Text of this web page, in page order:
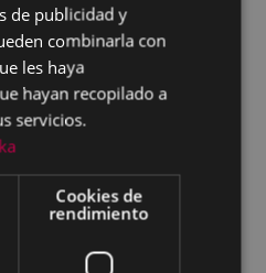
espacio móvil que ofrece
sexual y un lugar de
machistas, estará
de publicidad y
combinarla con
les haya
hayan recopilado a
servicios.
Cookies de
rendimiento